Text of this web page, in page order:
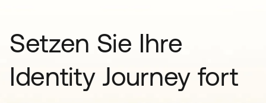
Setzen Sie Ihre
Identity Journey fort